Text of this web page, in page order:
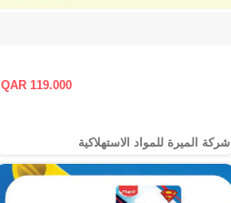
QAR 119.000
شركة الميرة للمواد الاستهلاكية